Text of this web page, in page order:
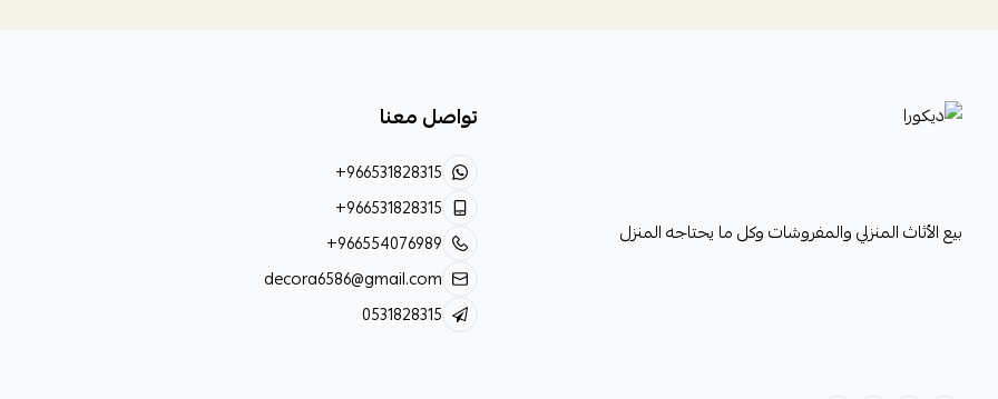
ديكورا
بيع الأثاث المنزلي والمفروشات وكل ما يحتاجه المنزل
تواصل معنا
+966531828315
+966531828315
+966554076989
decora6586@gmail.com
0531828315